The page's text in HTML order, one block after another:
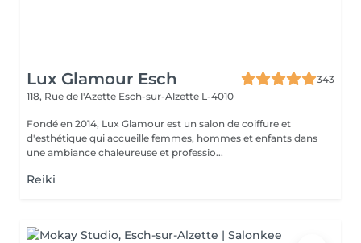
Lux Glamour Esch
343
118, Rue de l'Azette Esch-sur-Alzette L-4010
Fondé en 2014, Lux Glamour est un salon de coiffure et
d'esthétique qui accueille femmes, hommes et enfants dans
une ambiance chaleureuse et professio...
Reiki